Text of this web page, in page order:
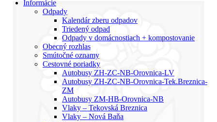
Informácie
Odpady
Kalendár zberu odpadov
Triedený odpad
Odpady v domácnostiach + kompostovanie
Obecný rozhlas
Smútočné oznamy
Cestovné poriadky
Autobusy ZH-ZC-NB-Orovnica-LV
Autobusy ZH-ZC-NB-Orovnica-Tek.Breznica-
ZM
Autobusy ZM-HB-Orovnica-NB
Vlaky – Tekovská Breznica
Vlaky – Nová Baňa